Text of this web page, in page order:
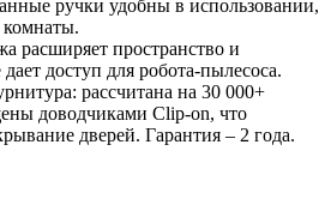
ручки удобны в использовании,
комнаты.
расширяет пространство и
доступ для робота-пылесоса.
рассчитана на 30 000+
доводчиками Clip-on, что
дверей. Гарантия – 2 года.